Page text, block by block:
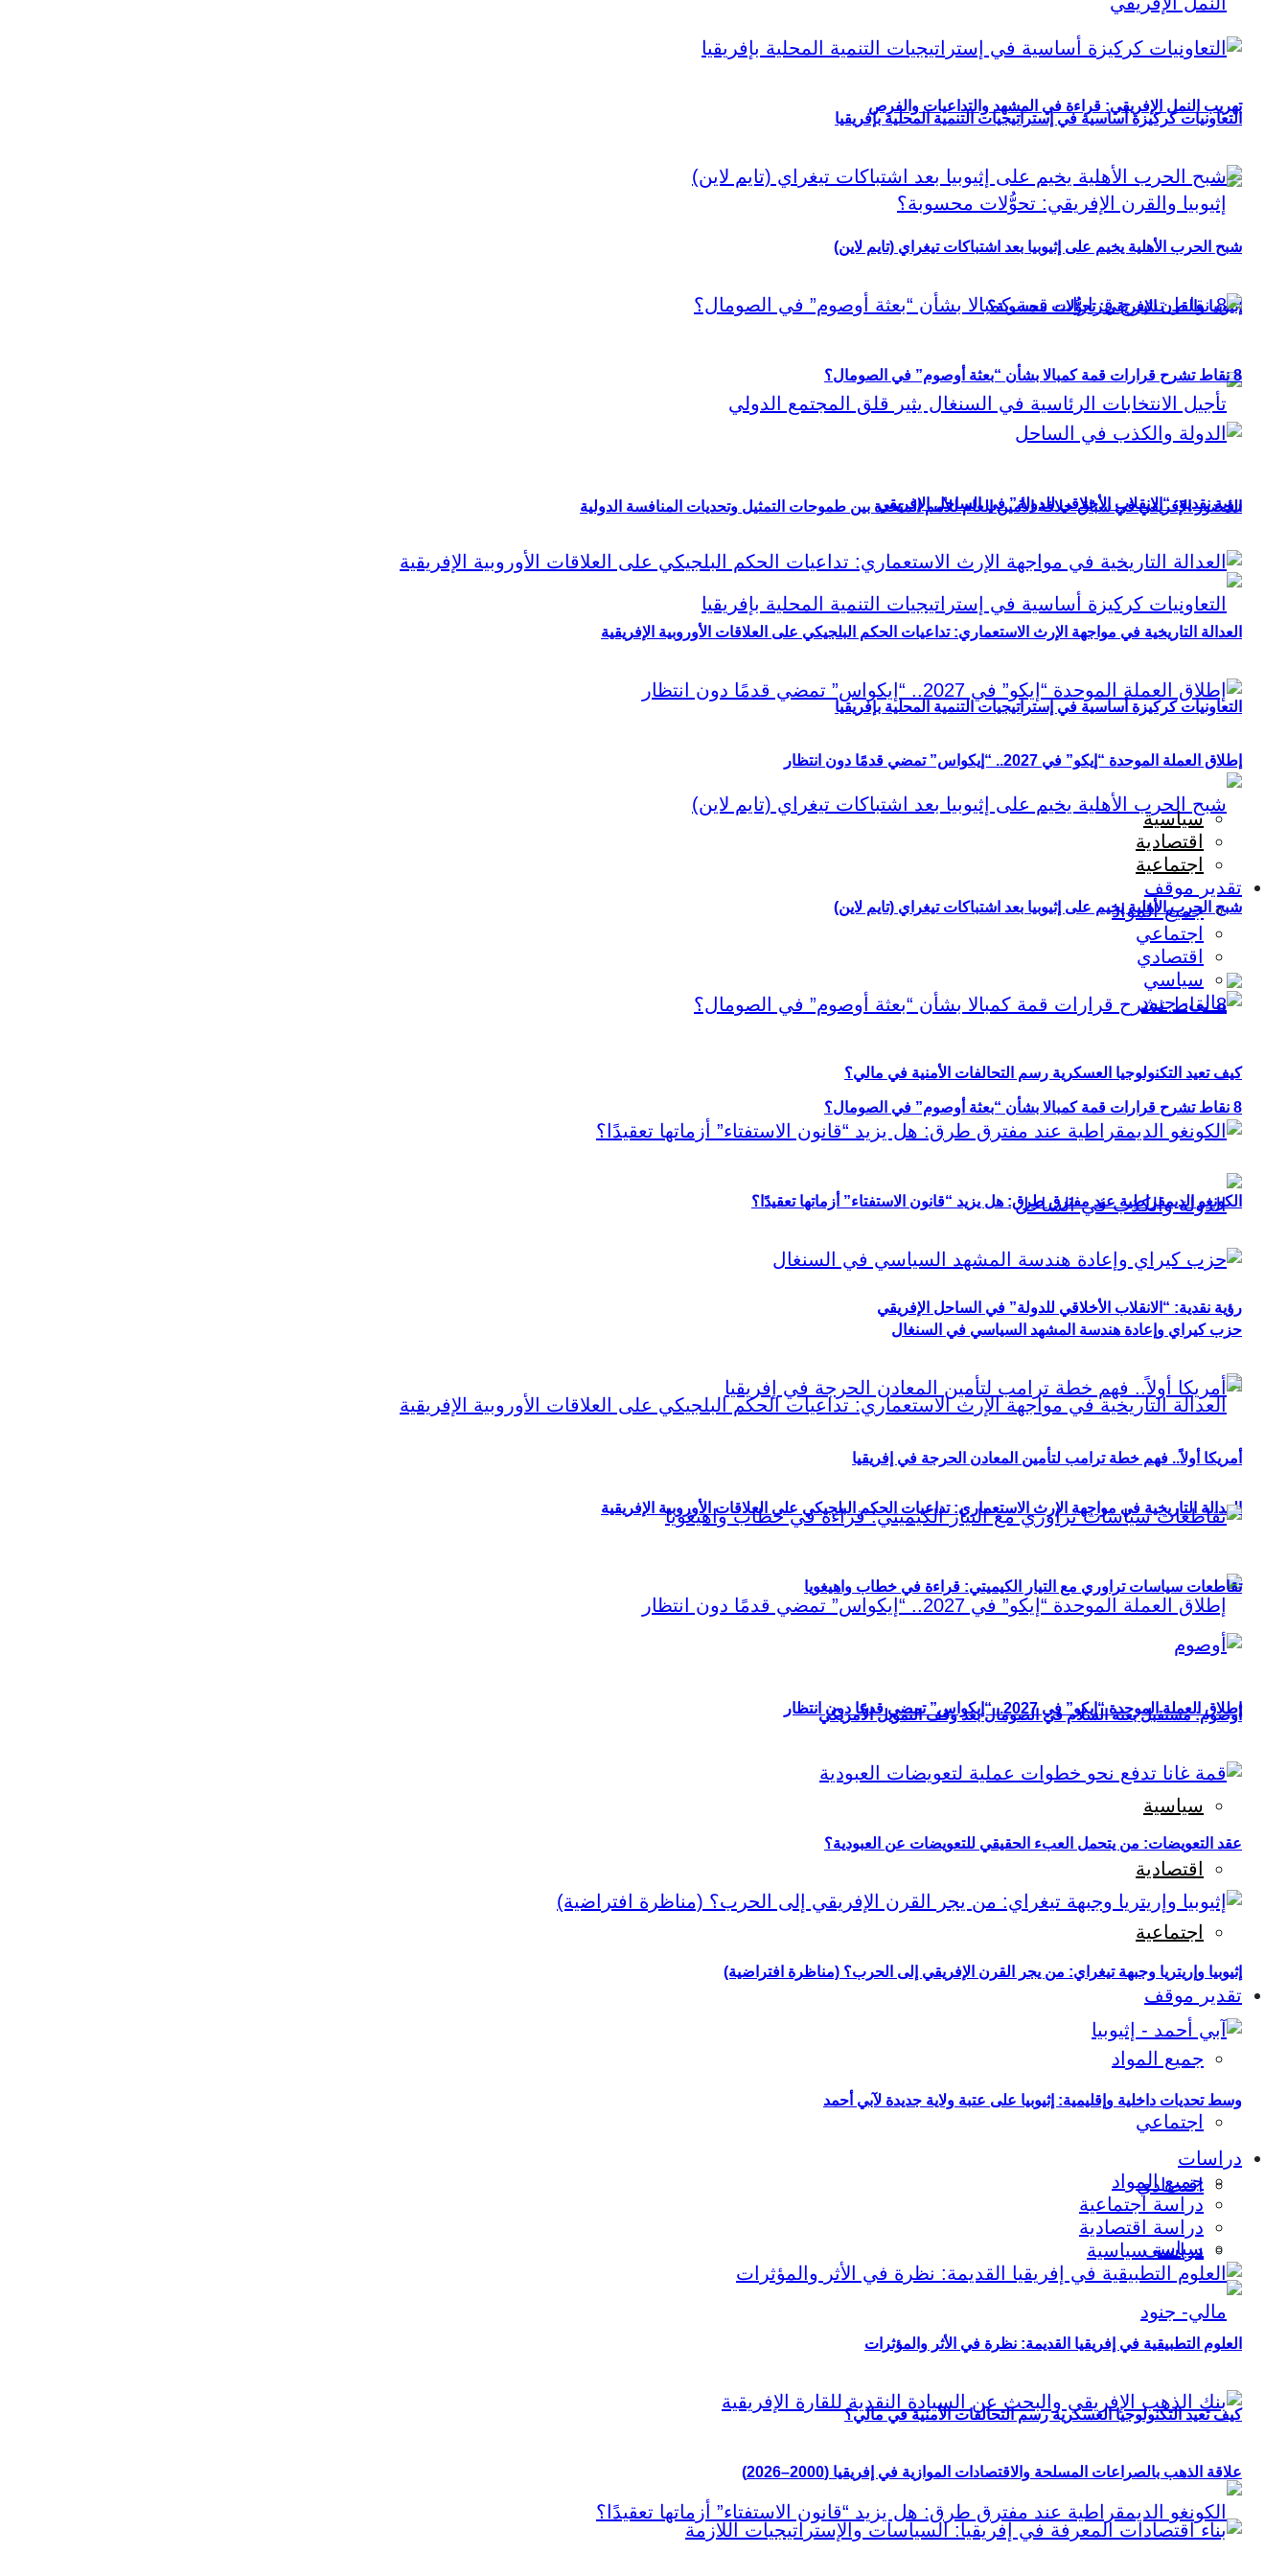
تهريب النمل الإفريقي: قراءة في المشهد والتداعيات والفرص
إثيوبيا والقرن الإفريقي: تحوُّلات محسوبة؟
الحضور الإفريقي في سباق خلافة الأمين العام للأمم المتحدة بين طموحات التمثيل وتحديات المنافسة الدولية
التعاونيات كركيزة أساسية في إستراتيجيات التنمية المحلية بإفريقيا
شبح الحرب الأهلية يخيم على إثيوبيا بعد اشتباكات تيغراي (تايم لاين)
8 نقاط تشرح قرارات قمة كمبالا بشأن “بعثة أوصوم” في الصومال؟
رؤية نقدية: “الانقلاب الأخلاقي للدولة” في الساحل الإفريقي
العدالة التاريخية في مواجهة الإرث الاستعماري: تداعيات الحكم البلجيكي على العلاقات الأوروبية الإفريقية
إطلاق العملة الموحدة “إيكو” في 2027.. “إيكواس” تمضي قدمًا دون انتظار
سياسية
اقتصادية
اجتماعية
تقدير موقف
جميع المواد
اجتماعي
اقتصادي
سياسي
كيف تعيد التكنولوجيا العسكرية رسم التحالفات الأمنية في مالي؟
التعاونيات كركيزة أساسية في إستراتيجيات التنمية المحلية بإفريقيا
شبح الحرب الأهلية يخيم على إثيوبيا بعد اشتباكات تيغراي (تايم لاين)
8 نقاط تشرح قرارات قمة كمبالا بشأن “بعثة أوصوم” في الصومال؟
رؤية نقدية: “الانقلاب الأخلاقي للدولة” في الساحل الإفريقي
العدالة التاريخية في مواجهة الإرث الاستعماري: تداعيات الحكم البلجيكي على العلاقات الأوروبية الإفريقية
إطلاق العملة الموحدة “إيكو” في 2027.. “إيكواس” تمضي قدمًا دون انتظار
سياسية
اقتصادية
اجتماعية
تقدير موقف
جميع المواد
اجتماعي
اقتصادي
سياسي
كيف تعيد التكنولوجيا العسكرية رسم التحالفات الأمنية في مالي؟
الكونغو الديمقراطية عند مفترق طرق: هل يزيد “قانون الاستفتاء” أزماتها تعقيدًا؟
حزب كيراي وإعادة هندسة المشهد السياسي في السنغال
أمريكا أولاً.. فهم خطة ترامب لتأمين المعادن الحرجة في إفريقيا
تقاطعات سياسات تراوري مع التيار الكيميتي: قراءة في خطاب واهيغويا
أوصوم: مستقبل بعثة السلام في الصومال بعد وقف التمويل الأمريكي
عقد التعويضات: من يتحمل العبء الحقيقي للتعويضات عن العبودية؟
إثيوبيا وإريتريا وجبهة تيغراي: من يجر القرن الإفريقي إلى الحرب؟ (مناظرة افتراضية)
وسط تحديات داخلية وإقليمية: إثيوبيا على عتبة ولاية جديدة لآبي أحمد
دراسات
جميع المواد
دراسة اجتماعية
دراسة اقتصادية
دراسة سياسية
العلوم التطبيقية في إفريقيا القديمة: نظرة في الأثر والمؤثرات
علاقة الذهب بالصراعات المسلحة والاقتصادات الموازية في إفريقيا (2000–2026)